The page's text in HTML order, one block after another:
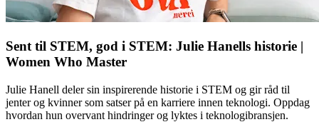
Sent til STEM, god i STEM: Julie Hanells historie |
Women Who Master
Julie Hanell deler sin inspirerende historie i STEM og gir råd til
jenter og kvinner som satser på en karriere innen teknologi. Oppdag
hvordan hun overvant hindringer og lyktes i teknologibransjen.